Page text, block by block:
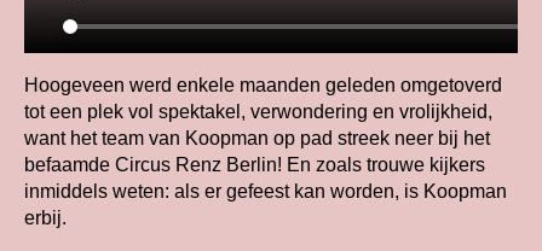
Hoogeveen werd enkele maanden geleden omgetoverd
tot een plek vol spektakel, verwondering en vrolijkheid,
want het team van Koopman op pad streek neer bij het
befaamde Circus Renz Berlin! En zoals trouwe kijkers
inmiddels weten: als er gefeest kan worden, is Koopman
erbij.